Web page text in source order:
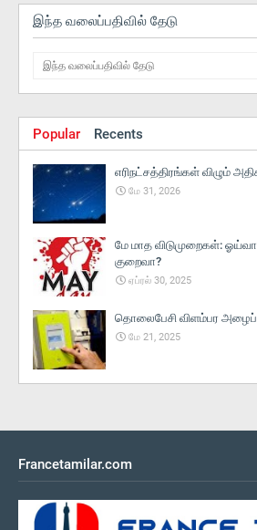
இந்த வலைப்பதிவில் தேடு
Popular Recents
எரிநட்சத்திரங்கள் விழும்
மே 31, 2026
மே மாத விடுமுறைகள்:
குறைவா?
ஏப்ரல் 30, 2025
தொலைபேசி விளம்பர
மே 21, 2025
Francetamilar.com